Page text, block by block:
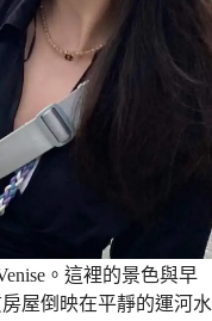
。這裡的景色與早
屋倒映在平靜的運河水